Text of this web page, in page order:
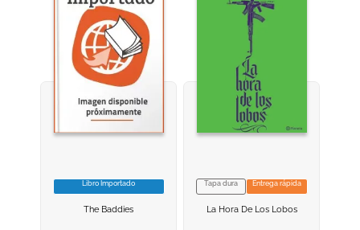
VER INFORMACION
Libro Importado
The Baddies
VER INFORMACION
Tapa dura Entrega rápida
La Hora De Los Lobos